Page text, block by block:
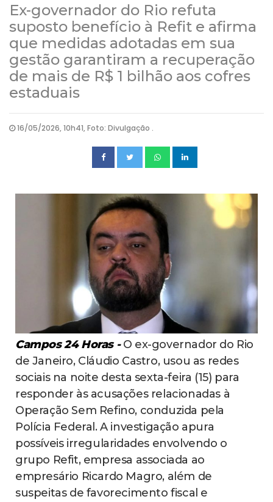
Ex-governador do Rio refuta
suposto benefício à Refit e afirma
que medidas adotadas em sua
gestão garantiram a recuperação
de mais de R$ 1 bilhão aos cofres
estaduais
16/05/2026, 10h41, Foto: Divulgação .
Campos 24 Horas - O ex-governador do Rio
de Janeiro, Cláudio Castro, usou as redes
sociais na noite desta sexta-feira (15) para
responder às acusações relacionadas à
Operação Sem Refino, conduzida pela
Polícia Federal. A investigação apura
possíveis irregularidades envolvendo o
grupo Refit, empresa associada ao
empresário Ricardo Magro, além de
suspeitas de favorecimento fiscal e